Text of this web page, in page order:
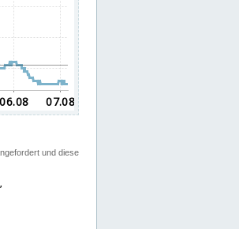
und diese
,